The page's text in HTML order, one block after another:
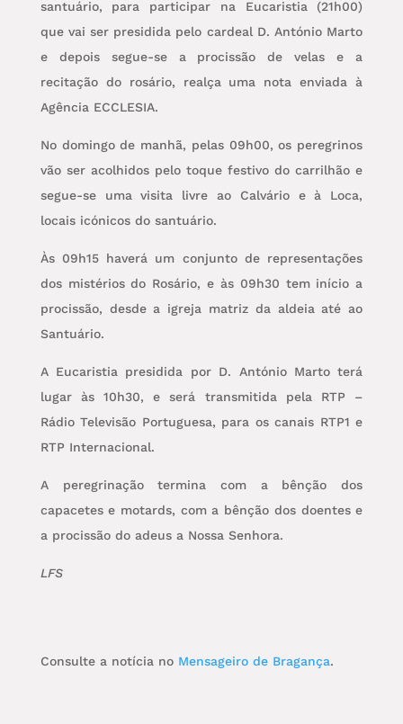
santuário, para participar na Eucaristia (21h00)
que vai ser presidida pelo cardeal D. António Marto
e depois segue-se a procissão de velas e a
recitação do rosário, realça uma nota enviada à
Agência ECCLESIA.
No domingo de manhã, pelas 09h00, os peregrinos
vão ser acolhidos pelo toque festivo do carrilhão e
segue-se uma visita livre ao Calvário e à Loca,
locais icónicos do santuário.
Às 09h15 haverá um conjunto de representações
dos mistérios do Rosário, e às 09h30 tem início a
procissão, desde a igreja matriz da aldeia até ao
Santuário.
A Eucaristia presidida por D. António Marto terá
lugar às 10h30, e será transmitida pela RTP –
Rádio Televisão Portuguesa, para os canais RTP1 e
RTP Internacional.
A peregrinação termina com a bênção dos
capacetes e motards, com a bênção dos doentes e
a procissão do adeus a Nossa Senhora.
LFS
Consulte a notícia no Mensageiro de Bragança.